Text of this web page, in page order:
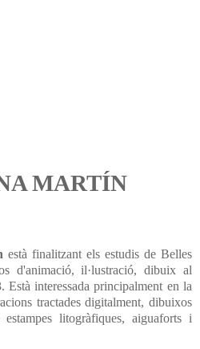
MARTÍN
està finalitzant els estudis de Belles
d'animació, il·lustració, dibuix al
interessada principalment en la
tractades digitalment, dibuixos
litogràfiques, aiguaforts i